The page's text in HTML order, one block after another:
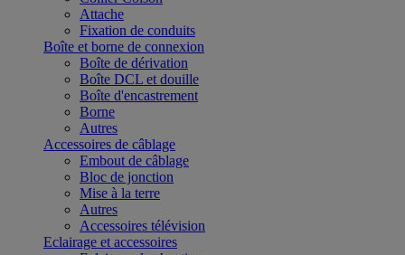
Attache
Fixation de conduits
Boîte et borne de connexion
Boîte de dérivation
Boîte DCL et douille
Boîte d'encastrement
Borne
Autres
Accessoires de câblage
Embout de câblage
Bloc de jonction
Mise à la terre
Autres
Accessoires télévision
Eclairage et accessoires